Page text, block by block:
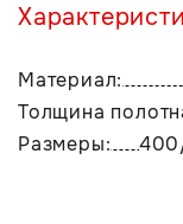
Материал:
Толщина
Размеры: